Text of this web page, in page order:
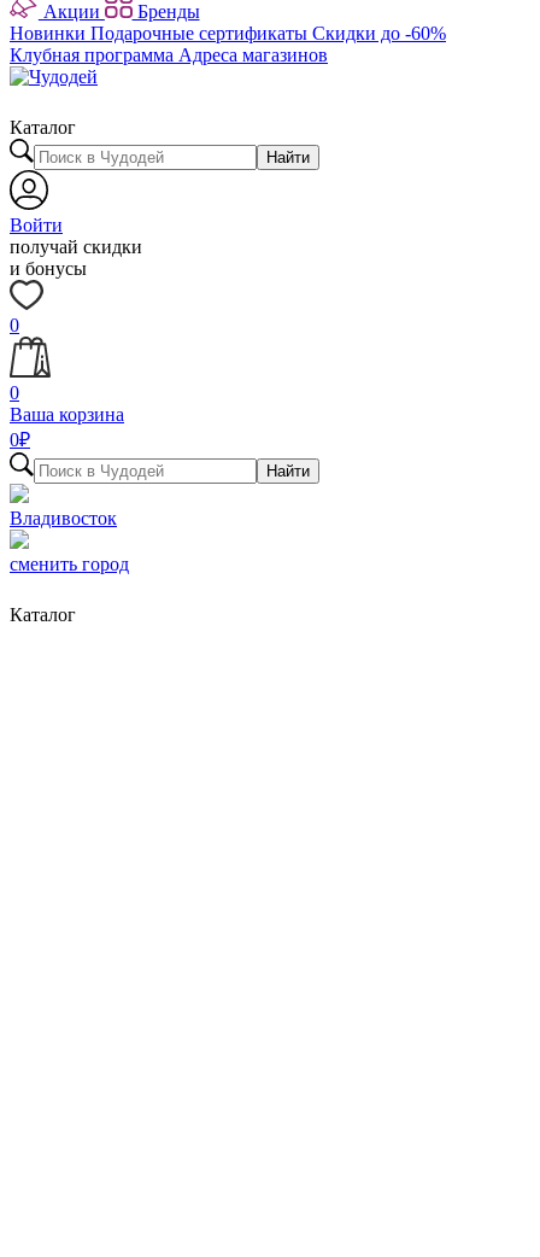
Акции
Бренды
Новинки Подарочные сертификаты Скидки до -60%
Клубная программа Адреса магазинов
Каталог
Найти
Войти
получай скидки
и бонусы
0
0
Ваша корзина
0₽
Найти
Владивосток
сменить город
Каталог